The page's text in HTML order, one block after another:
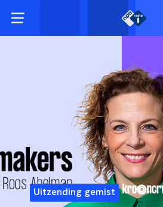
Uitzending gemist